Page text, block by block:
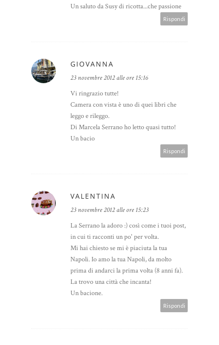
Un saluto da Susy di ricotta...che passione
Rispondi
GIOVANNA
23 novembre 2012 alle ore 15:16
Vi ringrazio tutte!
Camera con vista è uno di quei libri che
leggo e rileggo.
Di Marcela Serrano ho letto quasi tutto!
Un bacio
Rispondi
VALENTINA
23 novembre 2012 alle ore 15:23
La Serrano la adoro :) così come i tuoi post,
in cui ti racconti un po' per volta.
Mi hai chiesto se mi è piaciuta la tua
Napoli. Io amo la tua Napoli, da molto
prima di andarci la prima volta (8 anni fa).
La trovo una città che incanta!
Un bacione.
Rispondi